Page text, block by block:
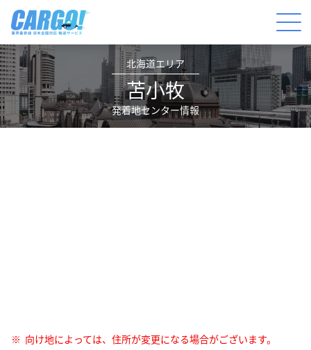
北海道エリア
苫小牧
発着地センター情報
向け地によっては、住所が変更になる場合がございます。